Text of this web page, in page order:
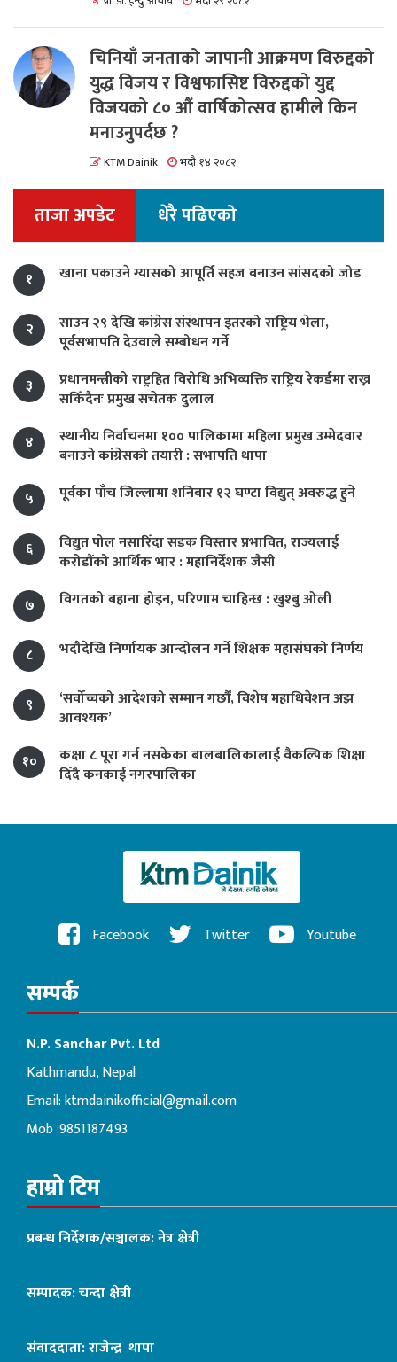
चिनियाँ जनताको जापानी आक्रमण विरुद्दको
युद्ध विजय र विश्वफासिष्ट विरुद्दको युद्द
विजयको ८० औं वार्षिकोत्सव हामीले किन
मनाउनुपर्दछ ?
KTM Dainik भदौ १४ २०८२
ताजा अपडेट धेरै पढिएको
१ खाना पकाउने ग्यासको आपूर्ति सहज बनाउन सांसदको जोड
२
साउन २९ देखि कांग्रेस संस्थापन इतरको राष्ट्रिय भेला,
पूर्वसभापति देउवाले सम्बोधन गर्ने
३
प्रधानमन्त्रीको राष्ट्रहित विरोधि अभिव्यक्ति राष्ट्रिय रेकर्डमा राख्न
सकिँदैनः प्रमुख सचेतक दुलाल
४
स्थानीय निर्वाचनमा १०० पालिकामा महिला प्रमुख उम्मेदवार
बनाउने कांग्रेसको तयारी : सभापति थापा
५
पूर्वका पाँच जिल्लामा शनिबार १२ घण्टा विद्युत् अवरुद्ध हुने
६
विद्युत पोल नसारिँदा सडक विस्तार प्रभावित, राज्यलाई
करोडौंको आर्थिक भार : महानिर्देशक जैसी
७
विगतको बहाना होइन, परिणाम चाहिन्छ : खुश्बु ओली
८ भदौदेखि निर्णायक आन्दोलन गर्ने शिक्षक महासंघको निर्णय
९
‘सर्वोच्चको आदेशको सम्मान गर्छौं, विशेष महाधिवेशन अझ
आवश्यक’
१०
कक्षा ८ पूरा गर्न नसकेका बालबालिकालाई वैकल्पिक शिक्षा
दिँदै कनकाई नगरपालिका
Facebook Twitter Youtube
सम्पर्क
N.P. Sanchar Pvt. Ltd
Kathmandu, Nepal
Email:ktmdainikofficial@gmail.com
Mob :9851187493
हाम्रो टिम
प्रबन्ध निर्देशक/सञ्चालक: नेत्र क्षेत्री
सम्पादक: चन्दा क्षेत्री
संवाददाता: राजेन्द्र थापा